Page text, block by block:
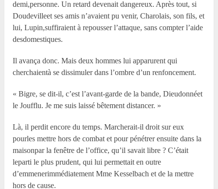
demi,personne. Un retard devenait dangereux. Après tout, si
Doudevilleet ses amis n’avaient pu venir, Charolais, son fils, et
lui, Lupin,suffiraient à repousser l’attaque, sans compter l’aide
desdomestiques.
Il avança donc. Mais deux hommes lui apparurent qui
cherchaientà se dissimuler dans l’ombre d’un renfoncement.
« Bigre, se dit-il, c’est l’avant-garde de la bande, Dieudonnéet
le Joufflu. Je me suis laissé bêtement distancer. »
Là, il perdit encore du temps. Marcherait-il droit sur eux
pourles mettre hors de combat et pour pénétrer ensuite dans la
maisonpar la fenêtre de l’office, qu’il savait libre ? C’était
leparti le plus prudent, qui lui permettait en outre
d’emmenerimmédiatement Mme Kesselbach et de la mettre
hors de cause.